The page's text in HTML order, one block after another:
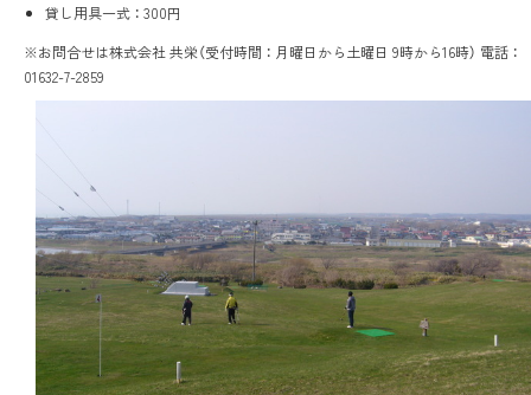
貸し用具一式 ： 300円
※お問合せは株式会社 共栄（受付時間 ： 月曜日から土曜日 9時から16時） 電話 ：
01632-7-2859